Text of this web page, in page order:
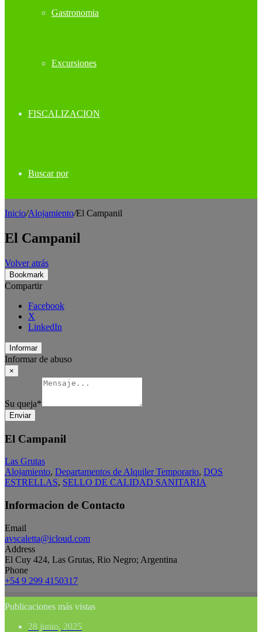
Gastronomia
Excursiones
FISCALIZACION
Buscar por
Inicio/Alojamiento/El Campanil
El Campanil
Volver atrás
Bookmark
Compartir
Facebook
X
LinkedIn
Informar
Informar de abuso
×
Su queja*
Enviar
El Campanil
Las Grutas
Alojamiento, Departamentos de Alquiler Temporario, DOS
ESTRELLAS, SELLO DE CALIDAD SANITARIA
Informacion de Contacto
Email
avscaletta@icloud.com
Address
El Cuy 424, Las Grutas, Rio Negro; Argentina
Phone
+54 9 299 4150317
Publicaciones más vistas
28 junio, 2025